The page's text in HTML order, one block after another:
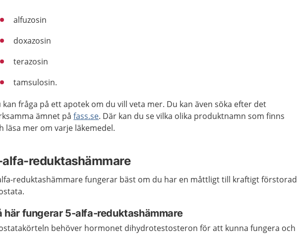
alfuzosin
doxazosin
terazosin
tamsulosin.
kan fråga på ett apotek om du vill veta mer. Du kan även söka efter det
ämnet påfass.se. Där kan du se vilka olika produktnamn som finns
läsa mer om varje läkemedel.
reduktashämmare
reduktashämmare fungerar bäst om du har en måttligt till kraftigt förstorad
här fungerar 5-alfa-reduktashämmare
behöver hormonet dihydrotestosteron för att kunna fungera och